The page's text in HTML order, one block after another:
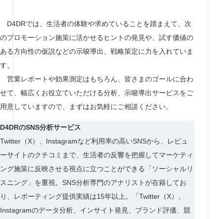
D4DRでは、生活者の体験や求めていることを踏まえて、次
のプロモーション施策に活かせるヒントの発見や、試す価値の
ある方向性の仮説などの示唆導出、戦略策定に力を入れていま
す。
営業レポートや効果測定はもちろん、皆さまのゴールに合わ
せて、幅広くお役立ていただける分析、示唆導出サービスをご
用意していますので、まずはお気軽にご相談ください。
D4DRのSNS分析サービス
Twitter（X）、Instagramなど利用率の高いSNSから、レビュ
ーサイトのクチコミまで、生活者の反響を把握してマーケティ
ング施策に反映させる視点に立つことができる「ソーシャルリ
スニング」を重視。SNS分析専門のアナリストが在籍してお
り、レポーティング提供実績は15年以上。「Twitter（X）、
Instagramのデータ分析、インサイト発見、ブランド評価、競